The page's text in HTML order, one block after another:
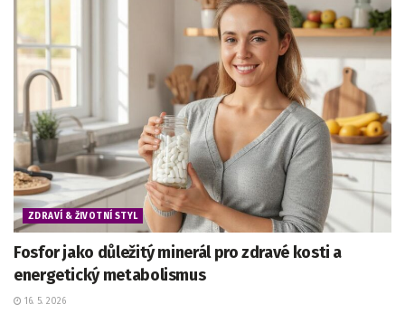
ZDRAVÍ & ŽIVOTNÍ STYL
Fosfor jako důležitý minerál pro zdravé kosti a
energetický metabolismus
16. 5. 2026